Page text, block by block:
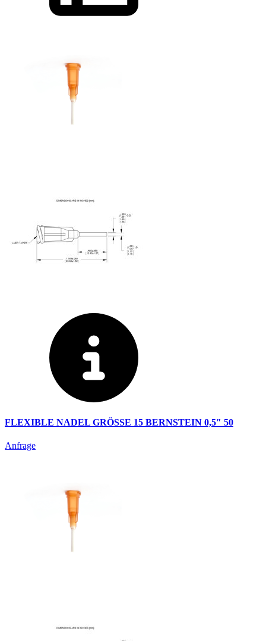
FLEXIBLE NADEL GRÖSSE 15 BERNSTEIN 0,5″ 50
Anfrage